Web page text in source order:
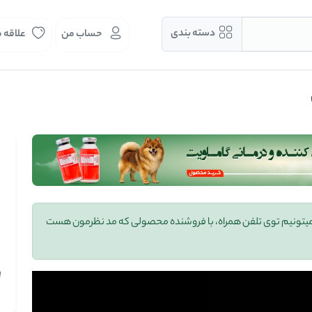
دسته بندی حساب من
توی تلفن همراه، با فروشنده محصولی که مد نظرمون هست